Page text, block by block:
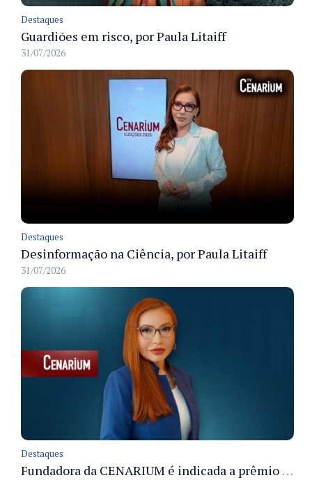
Destaques
Guardiões em risco, por Paula Litaiff
31/07/2026
Destaques
Desinformação na Ciência, por Paula Litaiff
31/07/2026
Destaques
Fundadora da CENARIUM é indicada a prêmio 100+ Jornalistas Admirados